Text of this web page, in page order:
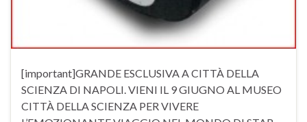
[important]GRANDE ESCLUSIVA A CITTÀ DELLA
SCIENZA DI NAPOLI. VIENI IL 9 GIUGNO AL MUSEO
CITTÀ DELLA SCIENZA PER VIVERE